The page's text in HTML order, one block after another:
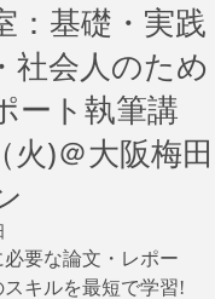
：基礎・実践
社会人のため
ート執筆講
)＠大阪梅田
要な論文・レポー
キルを最短で学習!